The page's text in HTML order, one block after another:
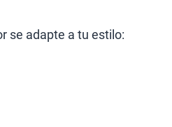
se adapte a tu estilo: